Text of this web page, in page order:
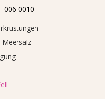
006-0010
Meersalz